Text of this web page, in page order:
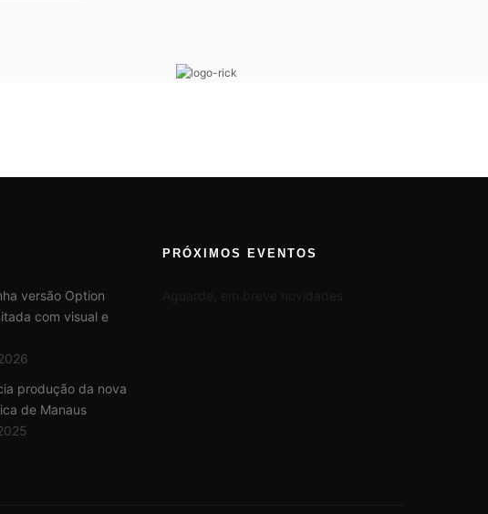
versão Option
com visual e
produção da nova
de Manaus
PRÓXIMOS EVENTOS